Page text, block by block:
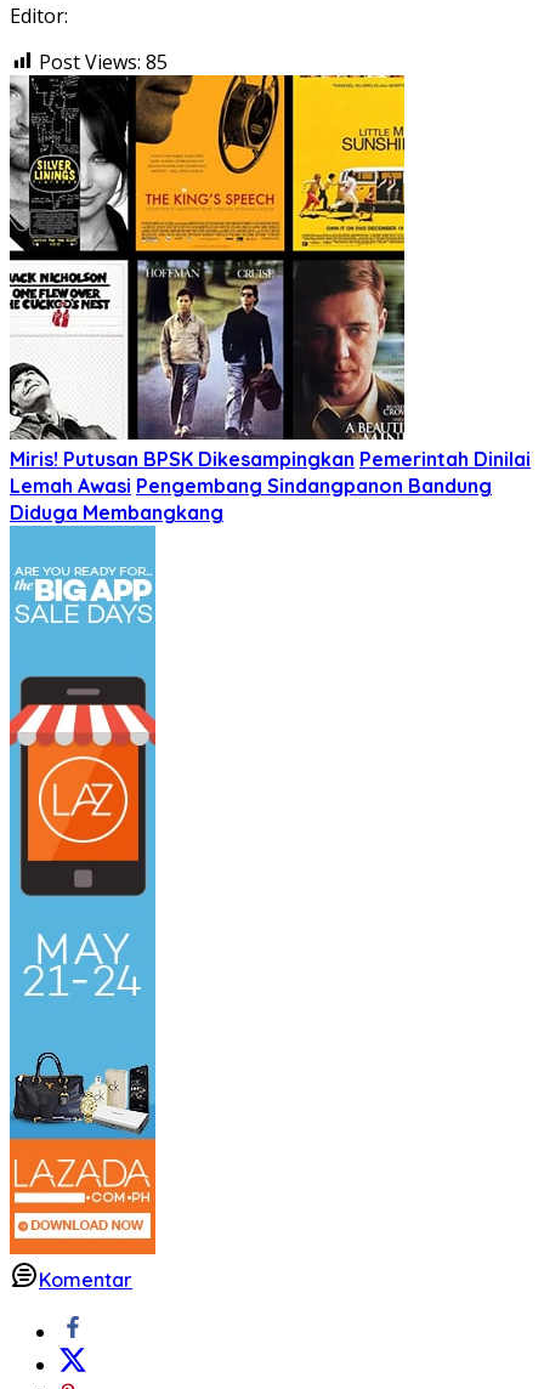
Editor:
Post Views: 85
Miris! Putusan BPSK Dikesampingkan Pemerintah Dinilai
Lemah Awasi Pengembang Sindangpanon Bandung
Diduga Membangkang
Komentar